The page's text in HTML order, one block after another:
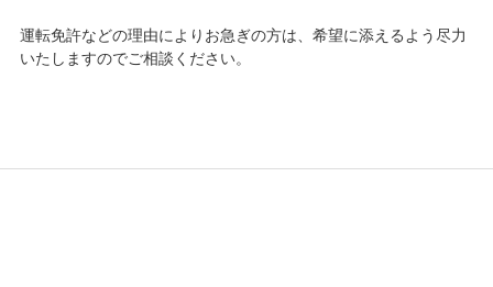
運転免許などの理由によりお急ぎの方は、希望に添えるよう尽力
いたしますのでご相談ください。